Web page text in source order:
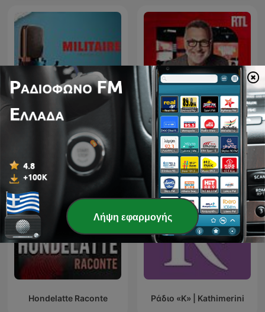
Militaire.gr Les Grosses Têtes
Hondelatte Raconte Ράδιο «Κ» | Kathimerini
Λήψη εφαρμογής